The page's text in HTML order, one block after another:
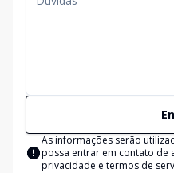
As informações serão
possa entrar em contato de
privacidade e termos de